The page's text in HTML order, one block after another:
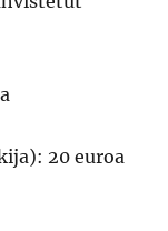
20 euroa